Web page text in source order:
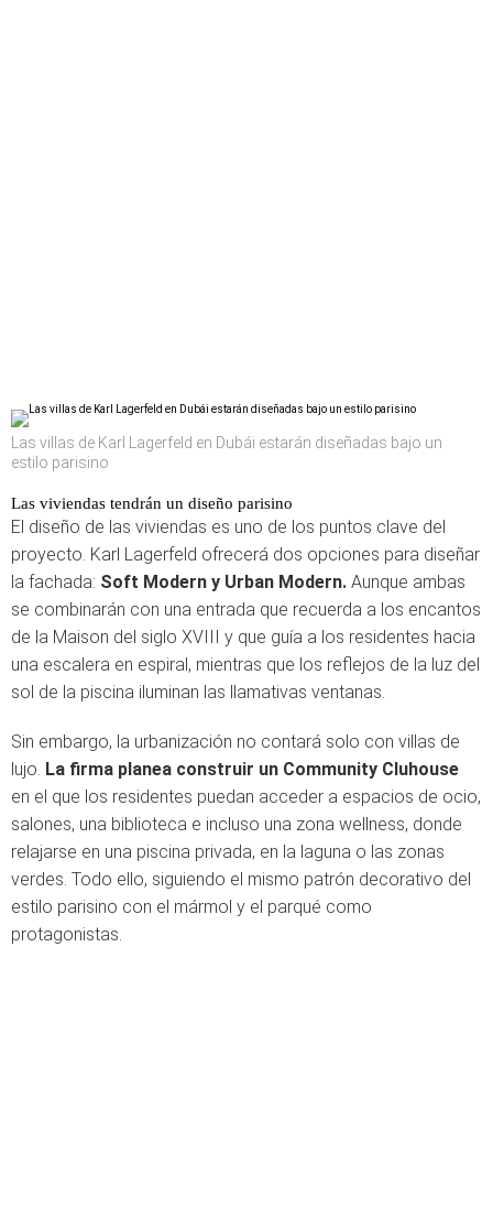
Las villas de Karl Lagerfeld en Dubái estarán diseñadas bajo un
estilo parisino
Las viviendas tendrán un diseño parisino
El diseño de las viviendas es uno de los puntos clave del
proyecto. Karl Lagerfeld ofrecerá dos opciones para diseñar
la fachada: Soft Modern y Urban Modern. Aunque ambas
se combinarán con una entrada que recuerda a los encantos
de la Maison del siglo XVIII y que guía a los residentes hacia
una escalera en espiral, mientras que los reflejos de la luz del
sol de la piscina iluminan las llamativas ventanas.
Sin embargo, la urbanización no contará solo con villas de
lujo. La firma planea construir un Community Cluhouse
en el que los residentes puedan acceder a espacios de ocio,
salones, una biblioteca e incluso una zona wellness, donde
relajarse en una piscina privada, en la laguna o las zonas
verdes. Todo ello, siguiendo el mismo patrón decorativo del
estilo parisino con el mármol y el parqué como
protagonistas.